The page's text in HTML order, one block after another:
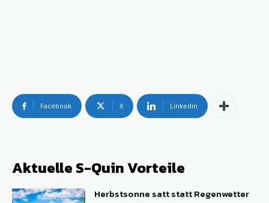
Facebook X Linkedin
Aktuelle S-Quin Vorteile
Herbstsonne satt statt Regenwetter